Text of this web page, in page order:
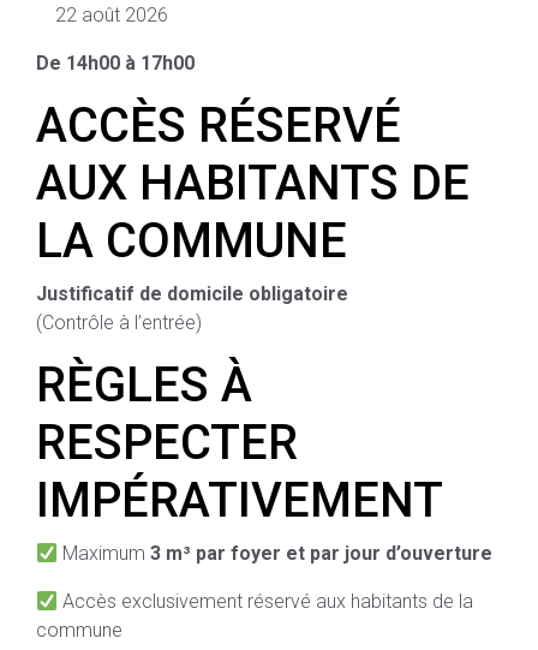
22 août 2026
De 14h00 à 17h00
ACCÈS RÉSERVÉ
AUX HABITANTS DE
LA COMMUNE
Justificatif de domicile obligatoire
(Contrôle à l’entrée)
RÈGLES À
RESPECTER
IMPÉRATIVEMENT
Maximum3 m³ par foyer et par jour d’ouverture
Accès exclusivement réservé aux habitants de la
commune